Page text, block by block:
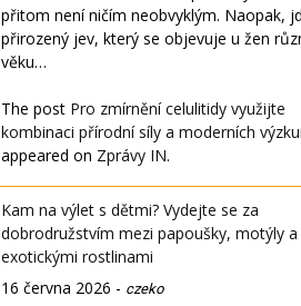
přitom není ničím neobvyklým. Naopak,
přirozený jev, který se objevuje u žen
věku…
The post Pro zmírnění celulitidy využijte
kombinaci přírodní síly a moderních
appeared on Zprávy IN.
Kam na výlet s dětmi? Vydejte se za
dobrodružstvím mezi papoušky, motýly a
exotickými rostlinami
16 června 2026 - czeko